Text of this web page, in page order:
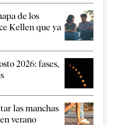
de los
Kellen que ya
2026: fases,
las manchas
verano